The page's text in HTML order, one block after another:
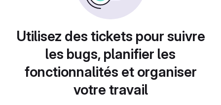
Utilisez des tickets pour suivre
les bugs, planifier les
fonctionnalités et organiser
votre travail